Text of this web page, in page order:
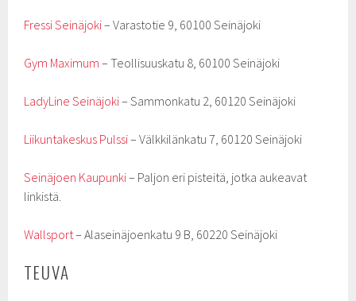
Fressi Seinäjoki– Varastotie 9, 60100 Seinäjoki
Gym Maximum – Teollisuuskatu 8, 60100 Seinäjoki
LadyLine Seinäjoki– Sammonkatu 2, 60120 Seinäjoki
Liikuntakeskus Pulssi– Välkkilänkatu 7, 60120 Seinäjoki
Seinäjoen Kaupunki– Paljon eri pisteitä, jotka aukeavat
linkistä.
Wallsport– Alaseinäjoenkatu 9 B, 60220 Seinäjoki
TEUVA